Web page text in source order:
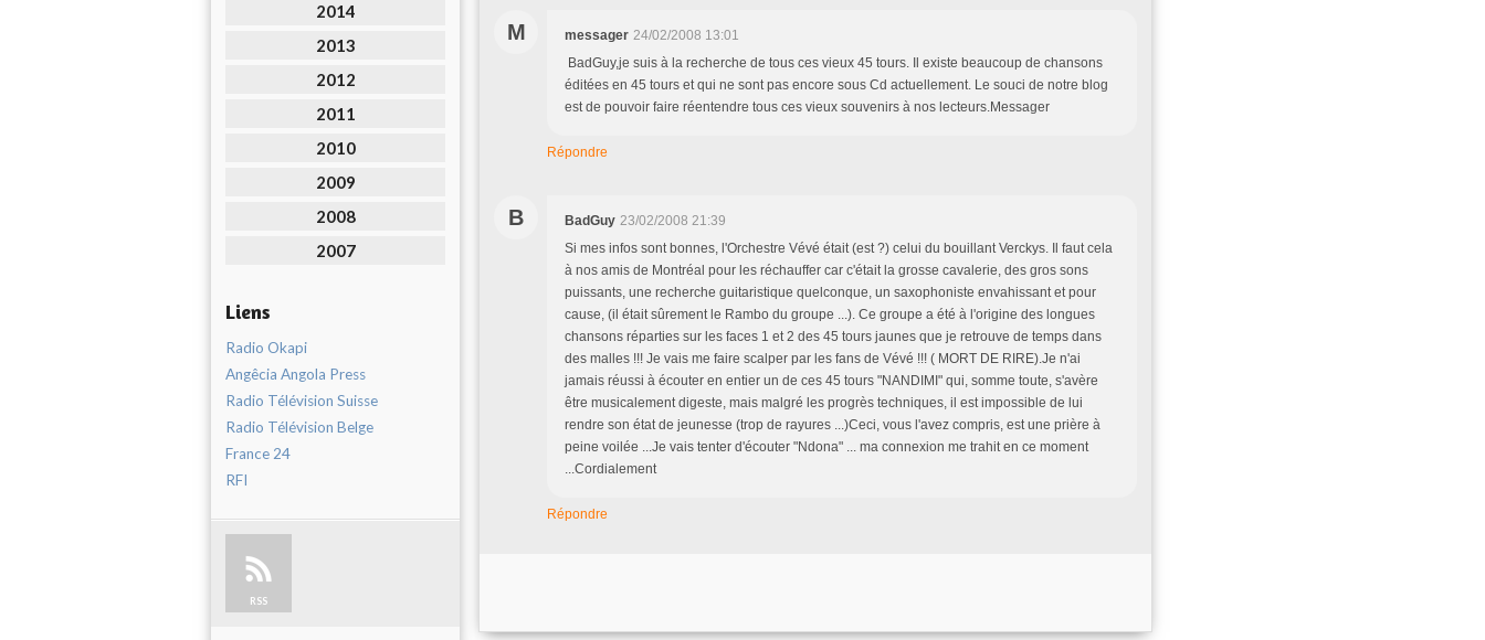
2014
2013
2012
2011
2010
2009
2008
2007
Liens
Radio Okapi
Angêcia Angola Press
Radio Télévision Suisse
Radio Télévision Belge
France 24
RFI
RSS
M messager 24/02/2008 13:01
BadGuy,je suis à la recherche de tous ces vieux 45 tours. Il existe beaucoup de chansons
éditées en 45 tours et qui ne sont pas encore sous Cd actuellement. Le souci de notre blog
est de pouvoir faire réentendre tous ces vieux souvenirs à nos lecteurs.Messager
Répondre
B BadGuy 23/02/2008 21:39
Si mes infos sont bonnes, l'Orchestre Vévé était (est ?) celui du bouillant Verckys. Il faut cela
à nos amis de Montréal pour les réchauffer car c'était la grosse cavalerie, des gros sons
puissants, une recherche guitaristique quelconque, un saxophoniste envahissant et pour
cause, (il était sûrement le Rambo du groupe ...). Ce groupe a été à l'origine des longues
chansons réparties sur les faces 1 et 2 des 45 tours jaunes que je retrouve de temps dans
des malles !!! Je vais me faire scalper par les fans de Vévé !!! ( MORT DE RIRE).Je n'ai
jamais réussi à écouter en entier un de ces 45 tours "NANDIMI" qui, somme toute, s'avère
être musicalement digeste, mais malgré les progrès techniques, il est impossible de lui
rendre son état de jeunesse (trop de rayures ...)Ceci, vous l'avez compris, est une prière à
peine voilée ...Je vais tenter d'écouter "Ndona" ... ma connexion me trahit en ce moment
...Cordialement
Répondre